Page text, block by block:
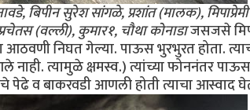
बिपीन सुरेश सांगळे, प्रशांत (मालक),
(वल्ली), कुमार१, चौथा कोनाडाजसजसे
निघत गेल्या. पाऊस भुरभुरत होता.
त्यामुळे क्षमस्व.) त्यांच्या फोननंतर पाऊस
व बाकरवडी आणली होती त्याचा